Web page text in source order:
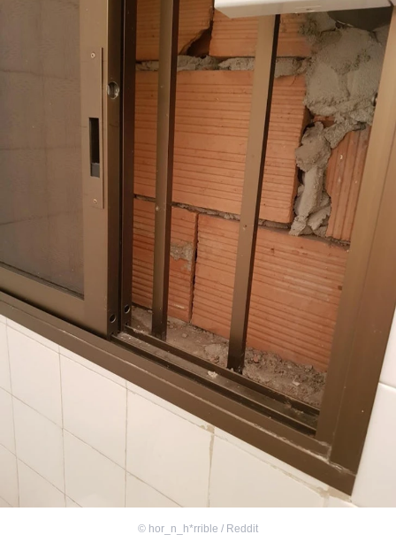
© hor_n_h*rrible / Reddit